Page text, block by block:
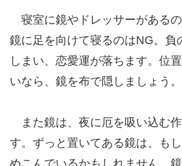
寝室に鏡やドレッサーがあるの
鏡に足を向けて寝るのはNG。負
しまい、恋愛運が落ちます。位
いなら、鏡を布で隠しましょう。
また鏡は、夜に厄を吸い込む
す。ずっと置いてある鏡は、も
めこんでいるかもしれません。